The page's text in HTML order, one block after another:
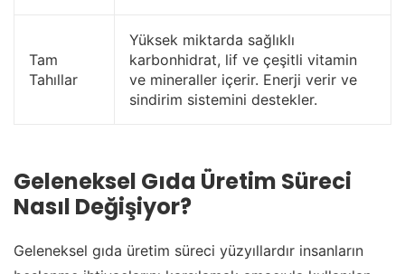
Tam
Tahıllar
Yüksek miktarda sağlıklı
karbonhidrat, lif ve çeşitli vitamin
ve mineraller içerir. Enerji verir ve
sindirim sistemini destekler.
Geleneksel Gıda Üretim Süreci
Nasıl Değişiyor?
Geleneksel gıda üretim süreci yüzyıllardır insanların